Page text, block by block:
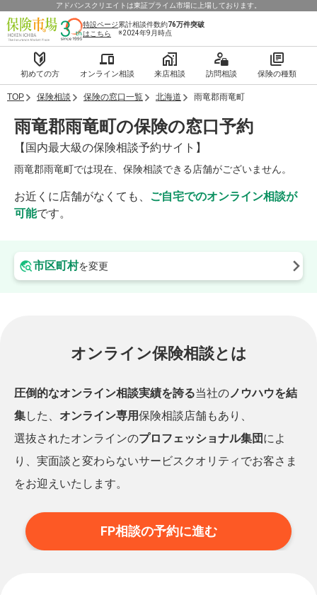
アドバンスクリエイトは東証プライム市場に上場しております。
特設ページ
はこちら
累計相談件数約76万件突破
※2024年9月時点
初めての方 オンライン相談 来店相談 訪問相談 保険の種類
TOP 保険相談 保険の窓口一覧 北海道 雨竜郡雨竜町
雨竜郡雨竜町の保険の窓口予約
【国内最大級の保険相談予約サイト】
雨竜郡雨竜町では現在、保険相談できる店舗がございません。
お近くに店舗がなくても、 ご自宅でのオンライン相談が
可能です。
市区町村を変更
オンライン保険相談とは
圧倒的なオンライン相談実績を誇る当社のノウハウを結
集した、 オンライン専用保険相談店舗もあり、
選抜されたオンラインのプロフェッショナル集団 によ
り、実面談と変わらないサービスクオリティでお客さま
をお迎えいたします。
FP相談の予約に進む